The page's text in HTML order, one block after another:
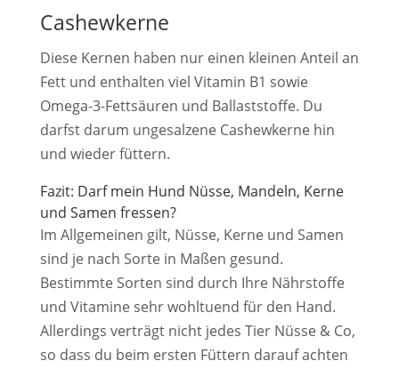
Cashewkerne
Diese Kernen haben nur einen kleinen Anteil an
Fett und enthalten viel Vitamin B1 sowie
Omega-3-Fettsäuren und Ballaststoffe. Du
darfst darum ungesalzene Cashewkerne hin
und wieder füttern.
Fazit: Darf mein Hund Nüsse, Mandeln, Kerne
und Samen fressen?
Im Allgemeinen gilt, Nüsse, Kerne und Samen
sind je nach Sorte in Maßen gesund.
Bestimmte Sorten sind durch Ihre Nährstoffe
und Vitamine sehr wohltuend für den Hand.
Allerdings verträgt nicht jedes Tier Nüsse & Co,
so dass du beim ersten Füttern darauf achten